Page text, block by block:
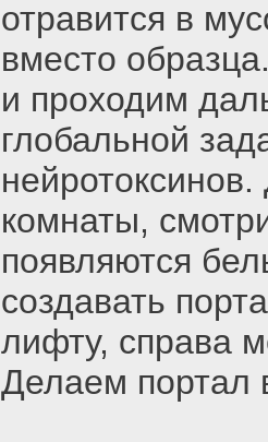
отравится в
вместо
и проходим
глобальной
комнаты,
появляются
создавать
лифту, справа
Делаем портал